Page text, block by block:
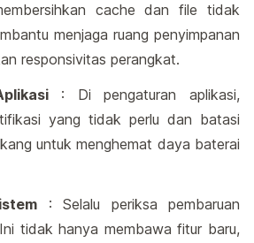
cache dan file tidak
menjaga ruang penyimpanan
responsivitas perangkat.
: Di pengaturan aplikasi,
yang tidak perlu dan batasi
untuk menghemat daya baterai
: Selalu periksa pembaruan
tidak hanya membawa fitur baru,